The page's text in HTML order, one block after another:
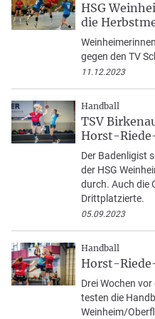
HSG
die
gegen den TV
11.12.2023
Handball
TSV
Horst-
Der Badenligist
der HSG
durch. Auch die
Drittplatzierte.
05.09.2023
Handball
Horst-
Drei Wochen
testen die
Weinheim/